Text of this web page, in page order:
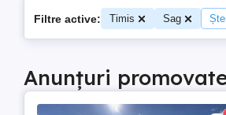
Filtre active: Timis Sag
Anunțuri